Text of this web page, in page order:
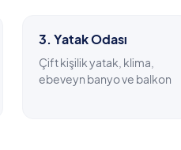
3. Yatak Odası
Çift kişilik yatak, klima,
ebeveyn banyo ve balkon